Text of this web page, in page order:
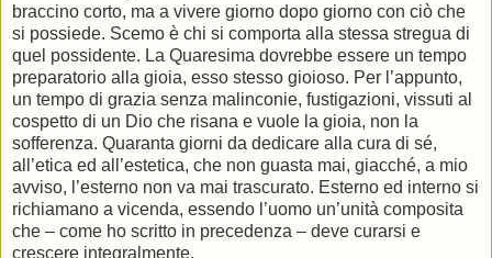
braccino corto, ma a vivere giorno dopo giorno con ciò che
si possiede. Scemo è chi si comporta alla stessa stregua di
quel possidente. La Quaresima dovrebbe essere un tempo
preparatorio alla gioia, esso stesso gioioso. Per l’appunto,
un tempo di grazia senza malinconie, fustigazioni, vissuti al
cospetto di un Dio che risana e vuole la gioia, non la
sofferenza. Quaranta giorni da dedicare alla cura di sé,
all’etica ed all’estetica, che non guasta mai, giacché, a mio
avviso, l’esterno non va mai trascurato. Esterno ed interno si
richiamano a vicenda, essendo l’uomo un’unità composita
che – come ho scritto in precedenza – deve curarsi e
crescere integralmente.